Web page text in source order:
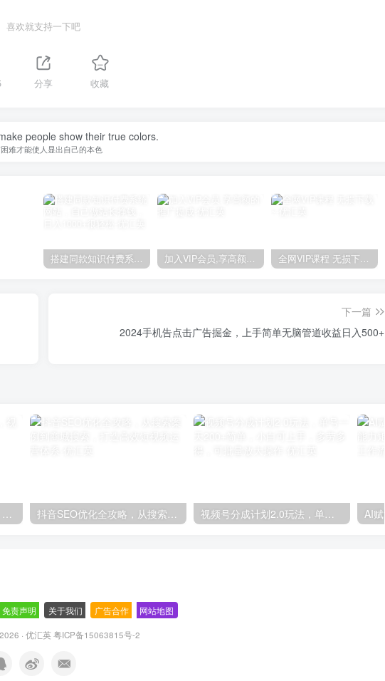
喜欢就支持一下吧
分享 收藏
people show their true colors.
难才能使人显出自己的本色
搭建同款知识付费系统网站，自己做站长挣钱，日入1000+很轻松 加入VIP会员,享高额的推广提成 全网VIP课程 无损下载~
下一篇
2024手机告点击广告掘金，上手简单无脑管道收益日入500+
免责声明 关于我们 广告合作 网站地图
· 优汇英粤ICP备15063815号-2